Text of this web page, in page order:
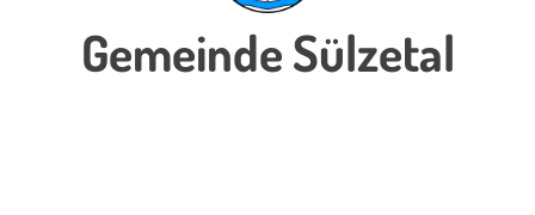
Gemeinde Sülzetal